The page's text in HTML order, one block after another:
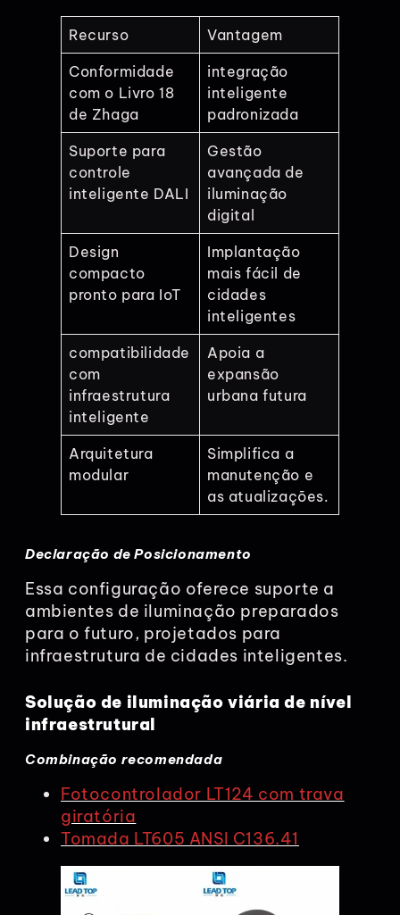
Recurso Vantagem
Conformidade
com o Livro 18
de Zhaga
integração
inteligente
padronizada
Suporte para
controle
inteligente DALI
Gestão
avançada de
iluminação
digital
Design
compacto
pronto para IoT
Implantação
mais fácil de
cidades
inteligentes
compatibilidade
com
infraestrutura
inteligente
Apoia a
expansão
urbana futura
Arquitetura
modular
Simplifica a
manutenção e
as atualizações.
Declaração de Posicionamento
Essa configuração oferece suporte a
ambientes de iluminação preparados
para o futuro, projetados para
infraestrutura de cidades inteligentes.
Solução de iluminação viária de nível
infraestrutural
Combinação recomendada
Fotocontrolador LT124 com trava
giratória
Tomada LT605 ANSI C136.41